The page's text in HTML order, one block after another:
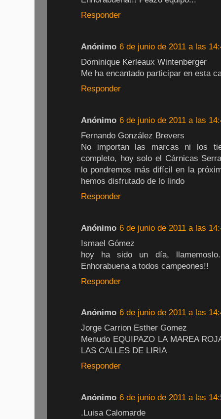
Responder
Anónimo 6 de junio de 2011 a las
Dominique Kerleaux Wintenberger
Me ha encantado participar en esta
Responder
Anónimo 6 de junio de 2011 a las
Fernando González Brevers
No importan las marcas ni los
completo, hoy solo el Cárnicas
lo pondremos más difícil en la
hemos disfrutado de lo lindo
Responder
Anónimo 6 de junio de 2011 a las
Ismael Gómez
hoy ha sido un día,
Enhorabuena a todos campeones!!
Responder
Anónimo 6 de junio de 2011 a las
Jorge Carrion Esther Gomez
Menudo EQUIPAZO LA MAREA
LAS CALLES DE LIRIA
Responder
Anónimo 6 de junio de 2011 a las
.Luisa Calomarde